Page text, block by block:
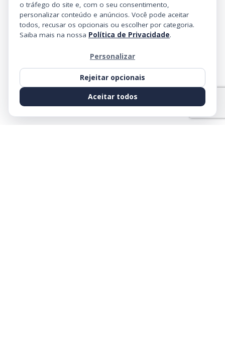
o tráfego do site e, com o seu consentimento,
personalizar conteúdo e anúncios. Você pode aceitar
todos, recusar os opcionais ou escolher por categoria.
Saiba mais na nossa Política de Privacidade.
Personalizar
Rejeitar opcionais
Aceitar todos